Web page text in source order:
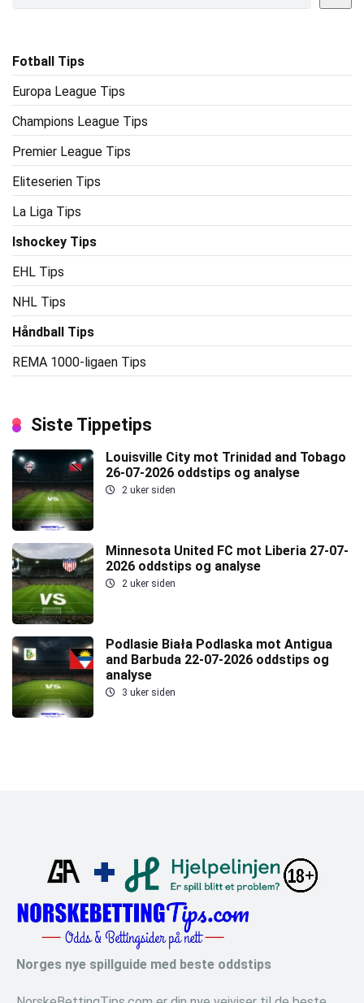
Fotball Tips
Europa League Tips
Champions League Tips
Premier League Tips
Eliteserien Tips
La Liga Tips
Ishockey Tips
EHL Tips
NHL Tips
Håndball Tips
REMA 1000-ligaen Tips
Siste Tippetips
Louisville City mot Trinidad and Tobago
26-07-2026 oddstips og analyse
2 uker siden
Minnesota United FC mot Liberia 27-07-
2026 oddstips og analyse
2 uker siden
Podlasie Biała Podlaska mot Antigua
and Barbuda 22-07-2026 oddstips og
analyse
3 uker siden
Norges nye spillguide med beste oddstips